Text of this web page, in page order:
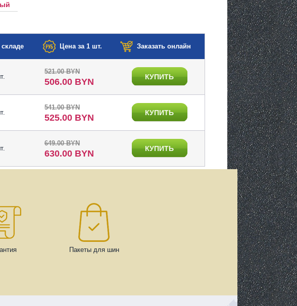
Цена за 1 шт. Заказать онлайн
521.00 BYN
506.00 BYN КУПИТЬ
541.00 BYN
525.00 BYN КУПИТЬ
649.00 BYN
630.00 BYN КУПИТЬ
Пакеты для шин